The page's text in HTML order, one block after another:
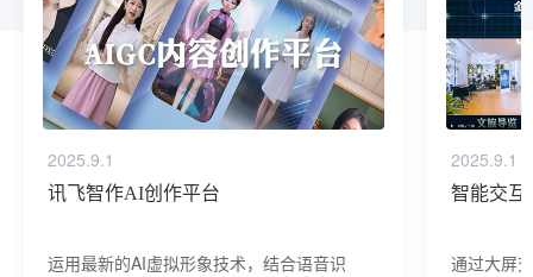
2025.9.1
讯飞智作AI创作平台
运用最新的AI虚拟形象技术，结合语音识
2025.9.1
智能交互
通过大屏